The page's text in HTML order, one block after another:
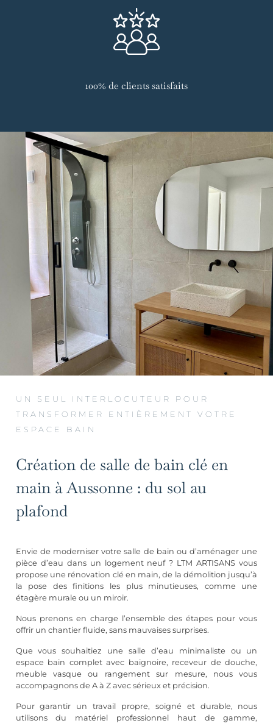
100% de clients satisfaits
UN SEUL INTERLOCUTEUR POUR
TRANSFORMER ENTIÈREMENT VOTRE
ESPACE BAIN
Création de salle de bain clé en
main à Aussonne : du sol au
plafond
Envie de moderniser votre salle de bain ou d’aménager une
pièce d’eau dans un logement neuf ? LTM ARTISANS vous
propose une rénovation clé en main, de la démolition jusqu’à
la pose des finitions les plus minutieuses, comme une
étagère murale ou un miroir.
Nous prenons en charge l’ensemble des étapes pour vous
offrir un chantier fluide, sans mauvaises surprises.
Que vous souhaitiez une salle d’eau minimaliste ou un
espace bain complet avec baignoire, receveur de douche,
meuble vasque ou rangement sur mesure, nous vous
accompagnons de A à Z avec sérieux et précision.
Pour garantir un travail propre, soigné et durable, nous
utilisons du matériel professionnel haut de gamme,